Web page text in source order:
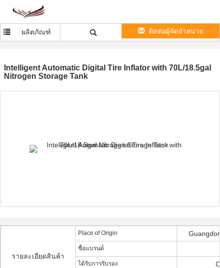
ผลิตภัณฑ์ ติดต่อผู้จัดจำหน่าย
Intelligent Automatic Digital Tire Inflator with 70L/18.5gal
Nitrogen Storage Tank
รายละเอียดสินค้า
Place of Origin
ชื่อแบรนด์
ได้รับการรับรอง